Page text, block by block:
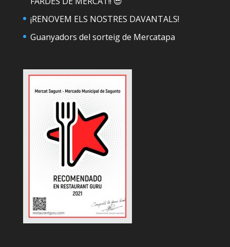
¡RENOVEM ELS NOSTRES DAVANTALS!
Guanyadors del sorteig de Mercatapa